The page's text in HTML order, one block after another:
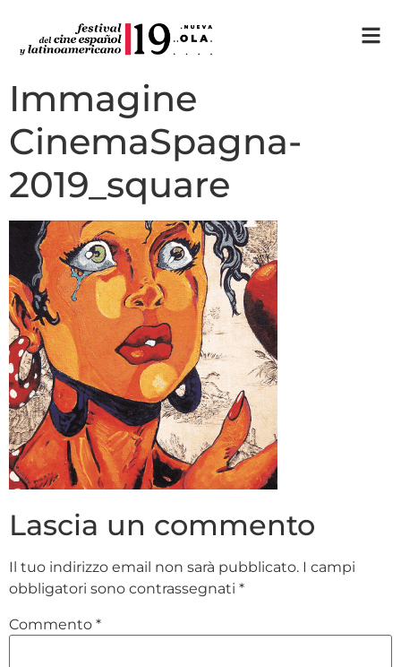
Immagine
CinemaSpagna-
2019_square
Lascia un commento
Il tuo indirizzo email non sarà pubblicato. I campi
obbligatori sono contrassegnati *
Commento *